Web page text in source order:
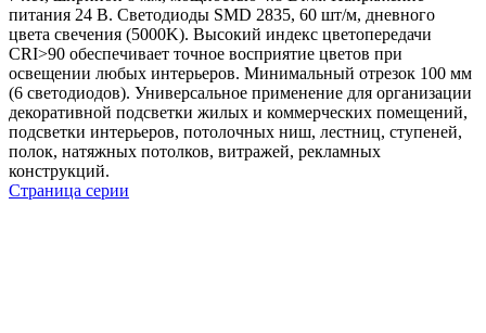
питания 24 В. Светодиоды SMD 2835, 60 шт/м, дневного
цвета свечения (5000K). Высокий индекс цветопередачи
CRI>90 обеспечивает точное восприятие цветов при
освещении любых интерьеров. Минимальный отрезок 100 мм
(6 светодиодов). Универсальное применение для организации
декоративной подсветки жилых и коммерческих помещений,
подсветки интерьеров, потолочных ниш, лестниц, ступеней,
полок, натяжных потолков, витражей, рекламных
конструкций.
Страница серии